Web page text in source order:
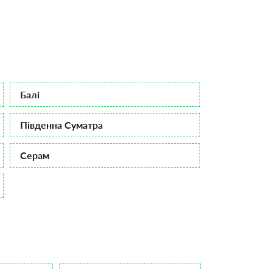
Балі
Південна Суматра
Серам